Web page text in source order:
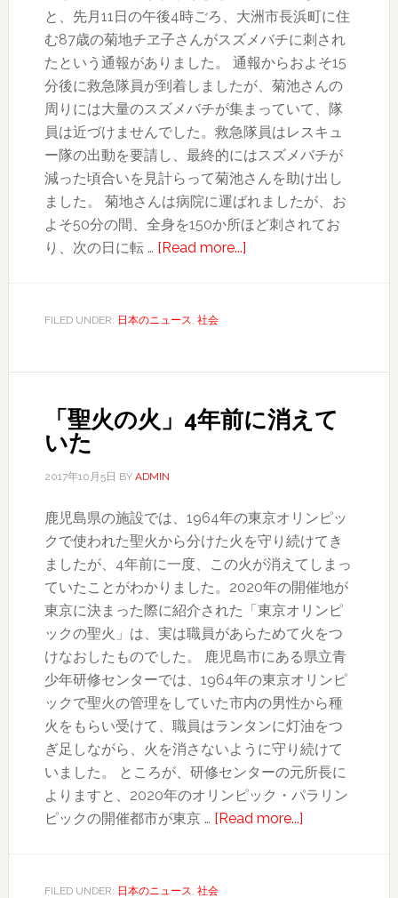
と、先月11日の午後4時ごろ、大洲市長浜町に住
む87歳の菊地チヱ子さんがスズメバチに刺され
たという通報がありました。 通報からおよそ15
分後に救急隊員が到着しましたが、菊池さんの
周りには大量のスズメバチが集まっていて、隊
員は近づけませんでした。救急隊員はレスキュ
ー隊の出動を要請し、最終的にはスズメバチが
減った頃合いを見計らって菊池さんを助け出し
ました。 菊地さんは病院に運ばれましたが、お
よそ50分の間、全身を150か所ほど刺されてお
り、次の日に転 … [Read more...]about
チ
に
刺
さ
れ
死
亡
FILED UNDER: 日本のニュース, 社会
「聖火の火」4年前に消えて
いた
2017年10月5日 BY ADMIN
鹿児島県の施設では、1964年の東京オリンピッ
クで使われた聖火から分けた火を守り続けてき
ましたが、4年前に一度、この火が消えてしまっ
ていたことがわかりました。2020年の開催地が
東京に決まった際に紹介された「東京オリンピ
ックの聖火」は、実は職員があらためて火をつ
けなおしたものでした。 鹿児島市にある県立青
少年研修センターでは、1964年の東京オリンピ
ックで聖火の管理をしていた市内の男性から種
火をもらい受けて、職員はランタンに灯油をつ
ぎ足しながら、火を消さないように守り続けて
いました。 ところが、研修センターの元所長に
よりますと、2020年のオリンピック・パラリン
ピックの開催都市が東京 … [Read more...]about
FILED UNDER: 日本のニュース, 社会